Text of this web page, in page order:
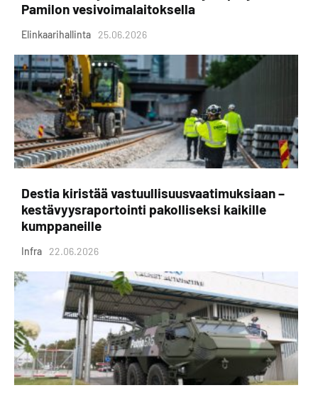
Pamilon vesivoimalaitoksella
Elinkaarihallinta 25.06.2026
Destia kiristää vastuullisuusvaatimuksiaan –
kestävyysraportointi pakolliseksi kaikille
kumppaneille
Infra 22.06.2026